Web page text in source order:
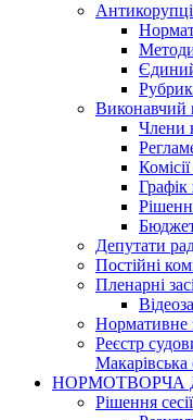
Виконавчий
Члени
Депутати
Постійні
Пленарні
Нормативне
Реєстр
НОРМОТВОРЧА
Рішення